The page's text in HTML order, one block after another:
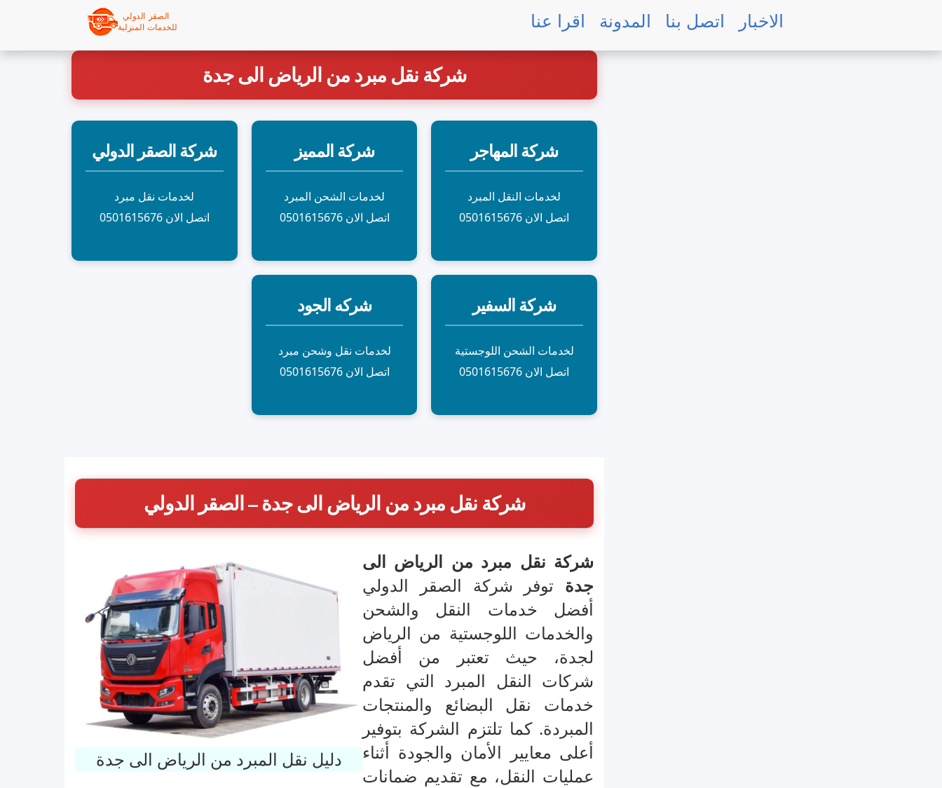
to
اقرا عنا المدونة اتصل بنا الاخبار
شركة نقل مبرد من الرياض الى جدة
شركة المهاجر
لخدمات النقل المبرد
اتصل الان 0501615676
شركة المميز
لخدمات الشحن المبرد
اتصل الان 0501615676
شركة الصقر الدولي
لخدمات نقل مبرد
اتصل الان 0501615676
شركة السفير
لخدمات الشحن اللوجستية
اتصل الان 0501615676
شركه الجود
لخدمات نقل وشحن مبرد
اتصل الان 0501615676
شركة نقل مبرد من الرياض الى جدة – الصقر الدولي
دليل نقل المبرد من الرياض الى جدة
شركة نقل مبرد من الرياض الى
جدة توفر شركة الصقر الدولي
أفضل خدمات النقل والشحن
والخدمات اللوجستية من الرياض
لجدة، حيث تعتبر من أفضل
شركات النقل المبرد التي تقدم
خدمات نقل البضائع والمنتجات
المبردة. كما تلتزم الشركة بتوفير
أعلى معايير الأمان والجودة أثناء
عمليات النقل، مع تقديم ضمانات